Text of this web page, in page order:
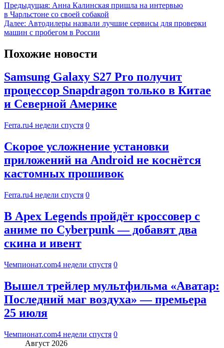
Предыдущая: Анна Калинская пришла на интервью
в Чарльстоне со своей собакой
Далее: Автодилеры назвали лучшие сервисы для проверки
машин с пробегом в России
Похожие новости
Samsung Galaxy S27 Pro получит
процессор Snapdragon только в Китае
и Северной Америке
Ferra.ru4 недели спустя 0
Скорое усложнение установки
приложений на Android не коснётся
кастомных прошивок
Ferra.ru4 недели спустя 0
В Apex Legends пройдёт кроссовер с
аниме по Cyberpunk — добавят два
скина и ивент
Чемпионат.com4 недели спустя 0
Вышел трейлер мультфильма «Аватар:
Последний маг воздуха» — премьера
25 июля
Чемпионат.com4 недели спустя 0
Август 2026